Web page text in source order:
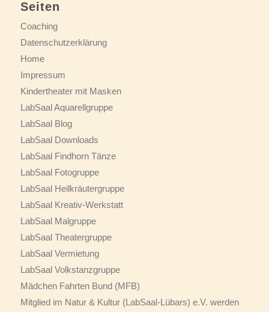
Seiten
Coaching
Datenschutzerklärung
Home
Impressum
Kindertheater mit Masken
LabSaal Aquarellgruppe
LabSaal Blog
LabSaal Downloads
LabSaal Findhorn Tänze
LabSaal Fotogruppe
LabSaal Heilkräutergruppe
LabSaal Kreativ-Werkstatt
LabSaal Malgruppe
LabSaal Theatergruppe
LabSaal Vermietung
LabSaal Volkstanzgruppe
Mädchen Fahrten Bund (MFB)
Mitglied im Natur & Kultur (LabSaal-Lübars) e.V. werden